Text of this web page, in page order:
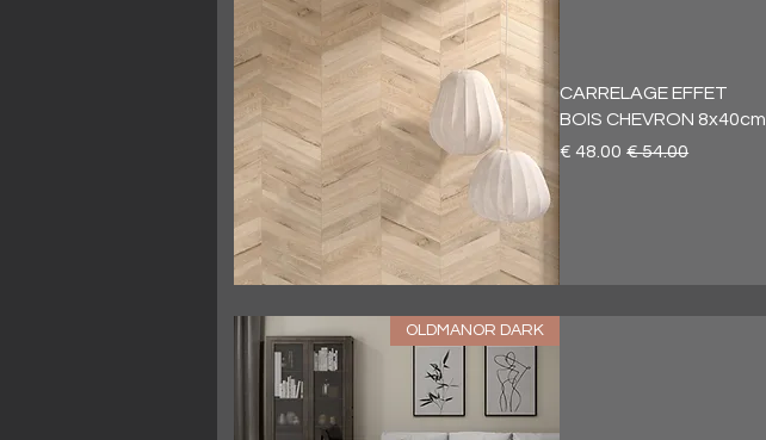
العرض السريع
CARRELAGE EFFET
BOIS CHEVRON 8x40cm
سعر عاديسعر البيع
OLDMANOR DARK